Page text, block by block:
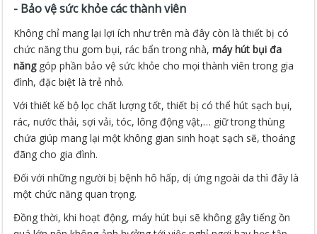
- Bảo vệ sức khỏe các thành viên
Không chỉ mang lại lợi ích như trên mà đây còn là thiết bị có
chức năng thu gom bụi, rác bẩn trong nhà,máy hút bụi đa
nănggóp phần bảo vệ sức khỏe cho mọi thành viên trong gia
đình, đặc biệt là trẻ nhỏ.
Với thiết kế bộ lọc chất lượng tốt, thiết bị có thể hút sạch bụi,
rác, nước thải, sợi vải, tóc, lông động vật,… giữ trong thùng
chứa giúp mang lại một không gian sinh hoạt sạch sẽ, thoáng
đãng cho gia đình.
Đối với những người bị bệnh hô hấp, dị ứng ngoài da thì đây là
một chức năng quan trọng.
Đồng thời, khi hoạt động, máy hút bụi sẽ không gây tiếng ồn